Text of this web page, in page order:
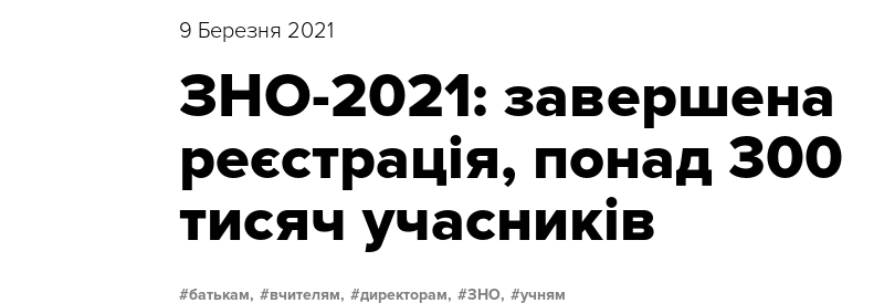
9 Березня 2021
ЗНО-2021: завершена
реєстрація, понад 300
тисяч учасників
батькам, вчителям, директорам, ЗНО, учням